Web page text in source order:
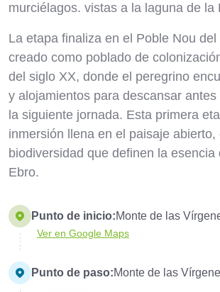
murciélagos. vistas a la laguna de la
La etapa finaliza en el Poble Nou
creado como poblado de
del siglo XX, donde el peregrino
y alojamientos para descansar
la siguiente jornada. Esta primera
inmersión llena en el paisaje abierto,
biodiversidad que definen la esencia
Ebro.
Punto de inicio:Monte de las
Ver en Google Maps
Punto de paso:Monte de las